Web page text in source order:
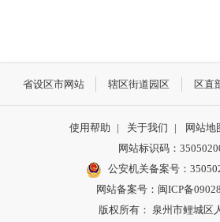
省设区市网站 辖区街道园区 区直
使用帮助 | 关于我们 | 网站地
网站标识码：
公安机关备案号：
网站备案号：闽ICP备
版权所有： 泉州市鲤城区